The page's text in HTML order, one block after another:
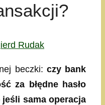
Rudak
beczki: czy bank
za błędne hasło
sama operacja